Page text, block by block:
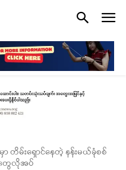
ာ တိမ်းရှောင်နေတဲ့ နန်းမယ်ခုံစစ်
တွေလိုအပ်